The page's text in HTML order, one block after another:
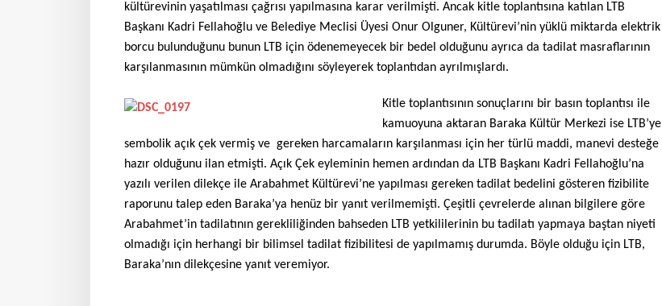
kültürevinin yaşatılması çağrısı yapılmasına karar verilmişti. Ancak kitle toplantısına katılan LTB
Başkanı Kadri Fellahoğlu ve Belediye Meclisi Üyesi Onur Olguner, Kültürevi’nin yüklü miktarda elektrik
borcu bulunduğunu bunun LTB için ödenemeyecek bir bedel olduğunu ayrıca da tadilat masraflarının
karşılanmasının mümkün olmadığını söyleyerek toplantıdan ayrılmışlardı.
Kitle toplantısının sonuçlarını bir basın toplantısı ile
kamuoyuna aktaran Baraka Kültür Merkezi ise LTB’ye
sembolik açık çek vermiş ve gereken harcamaların karşılanması için her türlü maddi, manevi desteğe
hazır olduğunu ilan etmişti. Açık Çek eyleminin hemen ardından da LTB Başkanı Kadri Fellahoğlu’na
yazılı verilen dilekçe ile Arabahmet Kültürevi’ne yapılması gereken tadilat bedelini gösteren fizibilite
raporunu talep eden Baraka’ya henüz bir yanıt verilmemişti. Çeşitli çevrelerde alınan bilgilere göre
Arabahmet’in tadilatının gerekliliğinden bahseden LTB yetkililerinin bu tadilatı yapmaya baştan niyeti
olmadığı için herhangi bir bilimsel tadilat fizibilitesi de yapılmamış durumda. Böyle olduğu için LTB,
Baraka’nın dilekçesine yanıt veremiyor.